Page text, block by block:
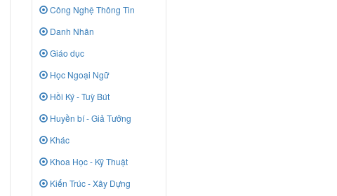
Công Nghệ Thông Tin
Danh Nhân
Giáo dục
Học Ngoại Ngữ
Hồi Ký - Tuỳ Bút
Huyền bí - Giả Tưởng
Khác
Khoa Học - Kỹ Thuật
Kiến Trúc - Xây Dựng